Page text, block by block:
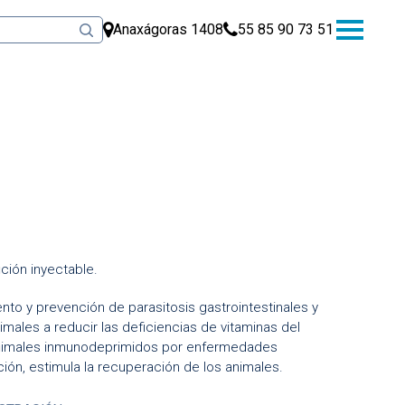
Anaxágoras 1408 55 85 90 73 51
inyectable.
y prevención de parasitosis gastrointestinales y
a reducir las deficiencias de vitaminas del
inmunodeprimidos por enfermedades
estimula la recuperación de los animales.